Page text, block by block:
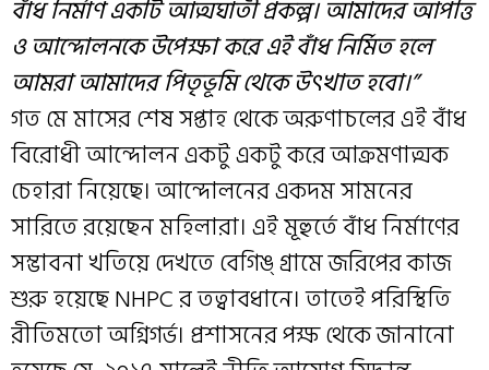
বাঁধ নির্মাণ একটি আত্মঘাতী প্রকল্প। আমাদের আপত্তি
ও আন্দোলনকে উপেক্ষা করে এই বাঁধ নির্মিত হলে
আমরা আমাদের পিতৃভূমি থেকে উৎখাত হবো।”
গত মে মাসের শেষ সপ্তাহ থেকে অরুণাচলের এই বাঁধ
বিরোধী আন্দোলন একটু একটু করে আক্রমণাত্মক
চেহারা নিয়েছে। আন্দোলনের একদম সামনের
সারিতে রয়েছেন মহিলারা। এই মূহুর্তে বাঁধ নির্মাণের
সম্ভাবনা খতিয়ে দেখতে বেগিঙ্ গ্রামে জরিপের কাজ
শুরু হয়েছে NHPC র তত্বাবধানে। তাতেই পরিস্থিতি
রীতিমতো অগ্নিগর্ভ। প্রশাসনের পক্ষ থেকে জানানো